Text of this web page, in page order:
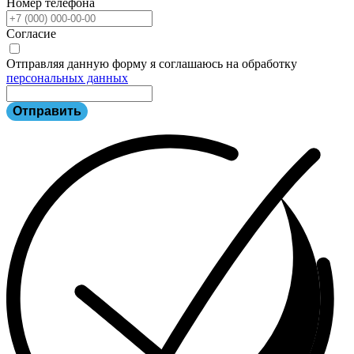
Согласие
Отправляя данную форму я соглашаюсь на обработку
персональных данных
Отправить